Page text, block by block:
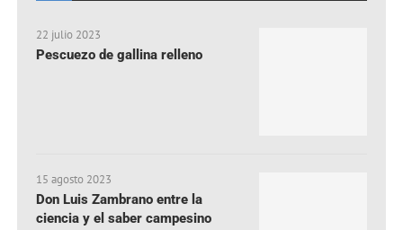
22 julio 2023
Pescuezo de gallina relleno
15 agosto 2023
Don Luis Zambrano entre la
ciencia y el saber campesino